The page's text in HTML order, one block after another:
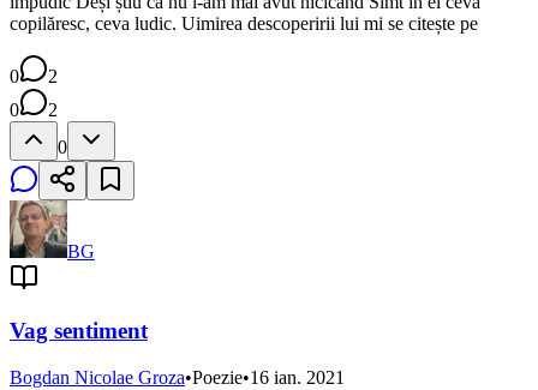
copilăresc, ceva ludic. Uimirea descoperirii lui mi se citește pe
0
2
0
2
0
BG
Vag sentiment
Bogdan Nicolae Groza•Poezie•16 ian. 2021